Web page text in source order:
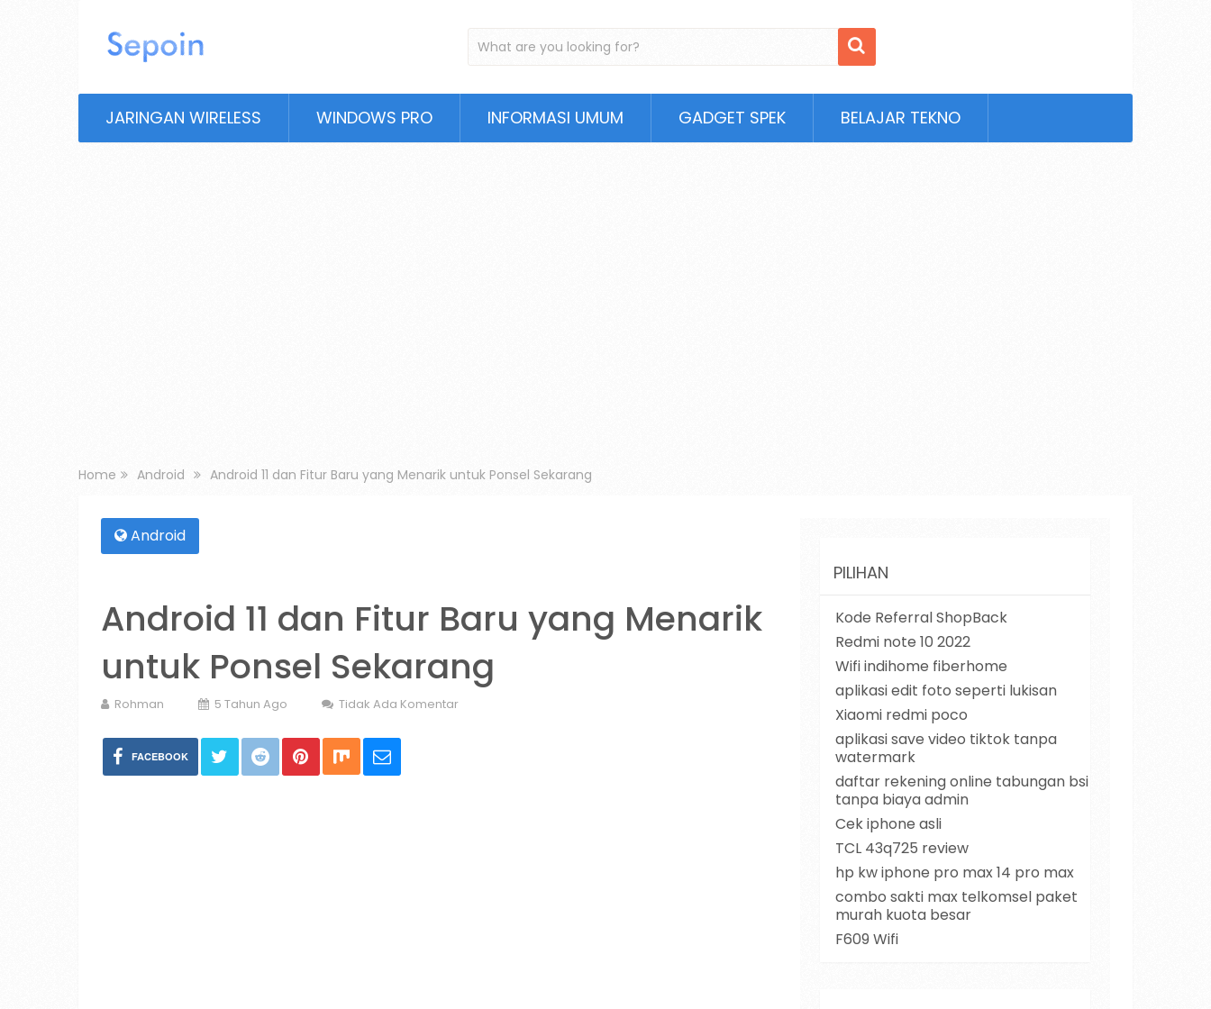
JARINGAN WIRELESS WINDOWS PRO INFORMASI UMUM GADGET SPEK BELAJAR TEKNO
Home Android Android 11 dan Fitur Baru yang Menarik untuk Ponsel Sekarang
Android
Android 11 dan Fitur Baru yang Menarik
untuk Ponsel Sekarang
Rohman 5 Tahun Ago Tidak Ada Komentar
FACEBOOK
PILIHAN
Kode Referral ShopBack
Redmi note 10 2022
Wifi indihome fiberhome
aplikasi edit foto seperti lukisan
Xiaomi redmi poco
aplikasi save video tiktok tanpa
watermark
daftar rekening online tabungan bsi
tanpa biaya admin
Cek iphone asli
TCL 43q725 review
hp kw iphone pro max 14 pro max
combo sakti max telkomsel paket
murah kuota besar
F609 Wifi